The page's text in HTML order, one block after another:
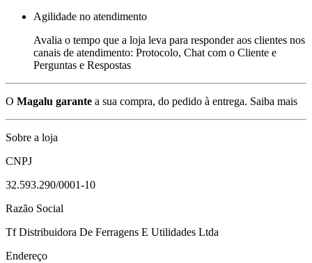
Agilidade no atendimento
Avalia o tempo que a loja leva para responder aos clientes nos
canais de atendimento: Protocolo, Chat com o Cliente e
Perguntas e Respostas
O Magalu garante a sua compra, do pedido à entrega. Saiba mais
Sobre a loja
CNPJ
32.593.290/0001-10
Razão Social
Tf Distribuidora De Ferragens E Utilidades Ltda
Endereço